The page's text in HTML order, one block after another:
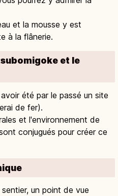
et la mousse y est
à la flânerie.
et le
été par le passé un site
de fer).
et l'environnement de
conjugués pour créer ce
un point de vue